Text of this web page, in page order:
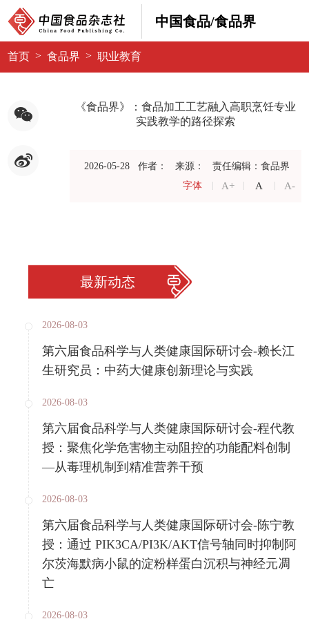
中国食品/食品界
首页 > 食品界 > 职业教育
《食品界》：食品加工工艺融入高职烹饪专业
实践教学的路径探索
2026-05-28 作者： 来源：
责任编辑：食品界
字体
A+ A A-
最新动态
2026-08-03
第六届食品科学与人类健康国际研讨会-赖长江
生研究员：中药大健康创新理论与实践
2026-08-03
第六届食品科学与人类健康国际研讨会-程代教
授：聚焦化学危害物主动阻控的功能配料创制
—从毒理机制到精准营养干预
2026-08-03
第六届食品科学与人类健康国际研讨会-陈宁教
授：通过 PIK3CA/PI3K/AKT信号轴同时抑制阿
尔茨海默病小鼠的淀粉样蛋白沉积与神经元凋
亡
2026-08-03